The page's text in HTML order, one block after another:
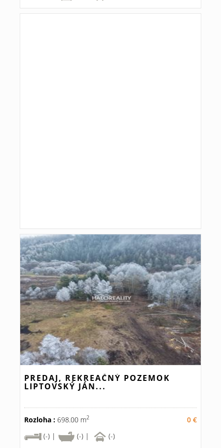
PREDAJ, REKREAČNÝ POZEMOK
LIPTOVSKÝ JÁN...
Rozloha : 698.00 m2
0 €
(-) |
(-) | (-)